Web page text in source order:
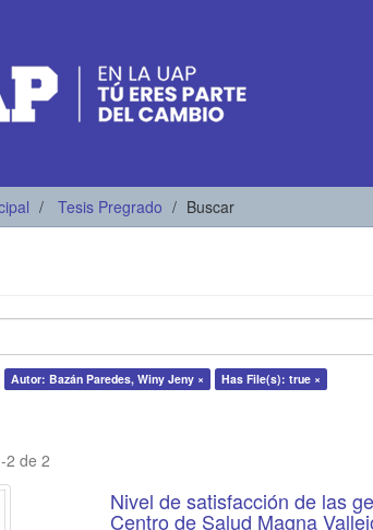
Tesis Pregrado Buscar
Autor: Bazán Paredes, Winy Jeny × Has File(s): true ×
2 de 2
Nivel de satisfacción de las
Centro de Salud Magna